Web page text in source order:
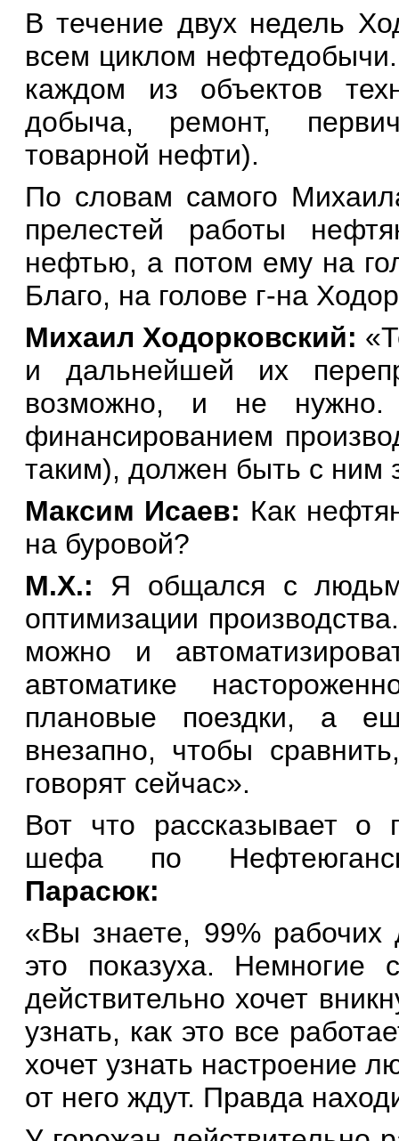
В течение двух недель
всем циклом
каждом из объектов
добыча, ремонт,
товарной нефти).
По словам самого
прелестей работы
нефтью, а потом ему на
Благо, на голове г-на
Михаил Ходорковский:
и дальнейшей их
возможно, и не нужно.
финансированием
таким), должен быть с ним
Максим Исаев: Как
на буровой?
М.Х.: Я общался с
оптимизации
можно и
автоматике
плановые поездки, а
внезапно, чтобы
говорят сейчас».
Вот что рассказывает о
шефа по
Парасюк:
«Вы знаете, 99% рабочих
это показуха. Немногие
действительно хочет
узнать, как это все
хочет узнать настроение
от него ждут. Правда